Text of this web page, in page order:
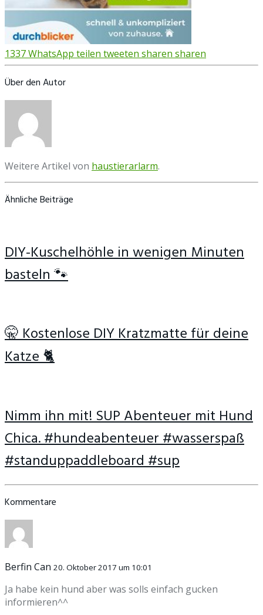
1337WhatsApp teilen tweeten sharen sharen
Über den Autor
Weitere Artikel von haustierarlarm.
Ähnliche Beiträge
DIY-Kuschelhöhle in wenigen Minuten
basteln 🐾
🤫 Kostenlose DIY Kratzmatte für deine
Katze 🐈
Nimm ihn mit! SUP Abenteuer mit Hund
Chica. #hundeabenteuer #wasserspaß
#standuppaddleboard #sup
Kommentare
Berfin Can 20. Oktober 2017 um 10:01
Ja habe kein hund aber was solls einfach gucken
informieren^^